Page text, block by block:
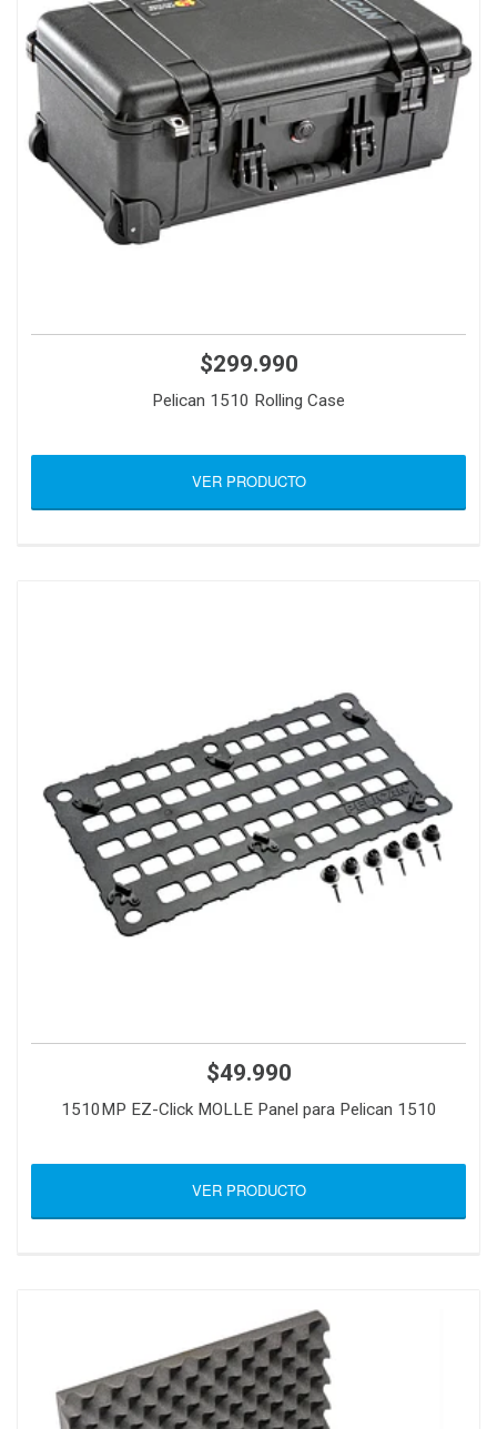
$299.990
Pelican 1510 Rolling Case
VER PRODUCTO
$49.990
1510MP EZ-Click MOLLE Panel para Pelican 1510
VER PRODUCTO